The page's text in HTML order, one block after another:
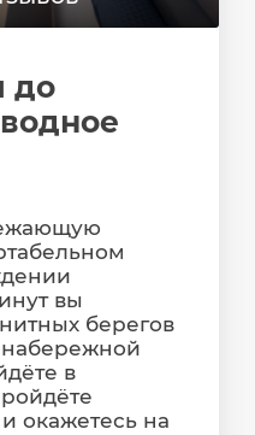
до
вы
берегов
в
окажетесь на